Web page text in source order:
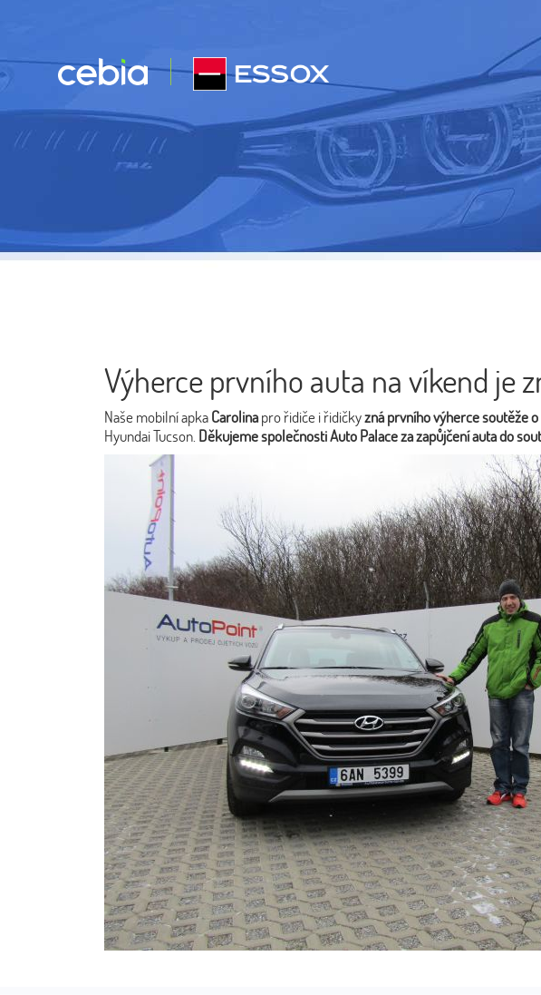
Výherce prvního auta na víkend je
Naše mobilní apkaCarolinapro řidiče i řidičkyzná prvního výherce soutěže
Hyundai Tucson. Děkujeme společnosti Auto Palace za zapůjčení auta do